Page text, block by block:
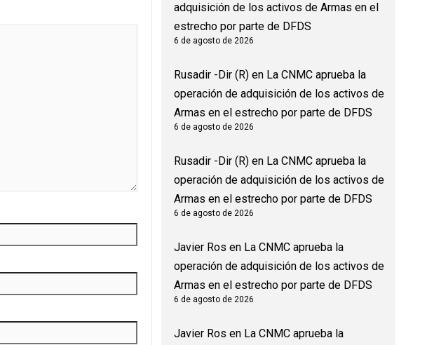
adquisición de los activos de Armas en el
estrecho por parte de DFDS
6 de agosto de 2026
Rusadir -Dir (R)en La CNMC aprueba la
operación de adquisición de los activos de
Armas en el estrecho por parte de DFDS
6 de agosto de 2026
Rusadir -Dir (R)en La CNMC aprueba la
operación de adquisición de los activos de
Armas en el estrecho por parte de DFDS
6 de agosto de 2026
Javier Ros en La CNMC aprueba la
operación de adquisición de los activos de
Armas en el estrecho por parte de DFDS
6 de agosto de 2026
Javier Ros en La CNMC aprueba la